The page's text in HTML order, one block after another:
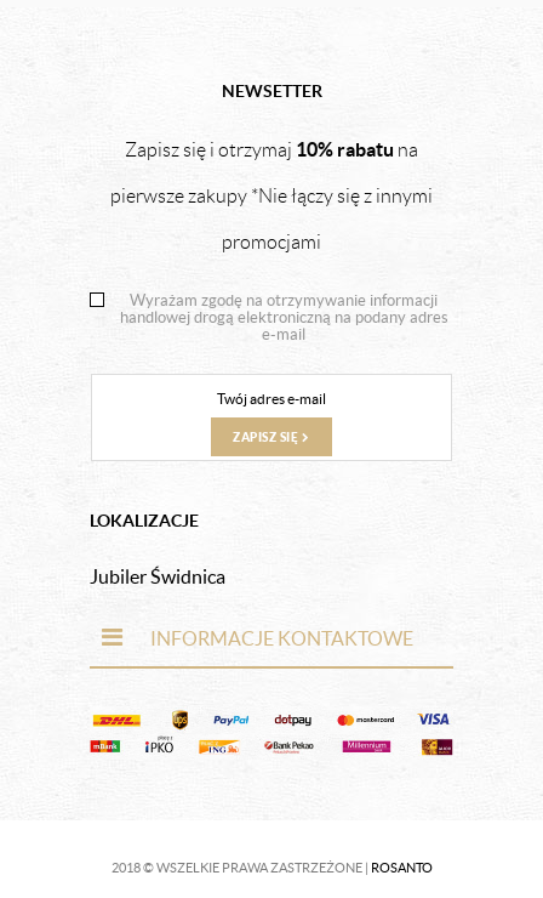
NEWSETTER
Zapisz się i otrzymaj 10% rabatu na
pierwsze zakupy *Nie łączy się z innymi
promocjami
Wyrażam zgodę na otrzymywanie informacji
handlowej drogą elektroniczną na podany adres
e-mail
ZAPISZ SIĘ
LOKALIZACJE
Jubiler Świdnica
INFORMACJE KONTAKTOWE
2018 © WSZELKIE PRAWA ZASTRZEŻONE | ROSANTO